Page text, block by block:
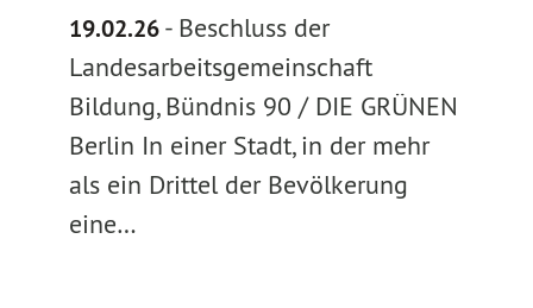
19.02.26- Beschluss der
Landesarbeitsgemeinschaft
Bildung, Bündnis 90 / DIE GRÜNEN
Berlin In einer Stadt, in der mehr
als ein Drittel der Bevölkerung
eine…